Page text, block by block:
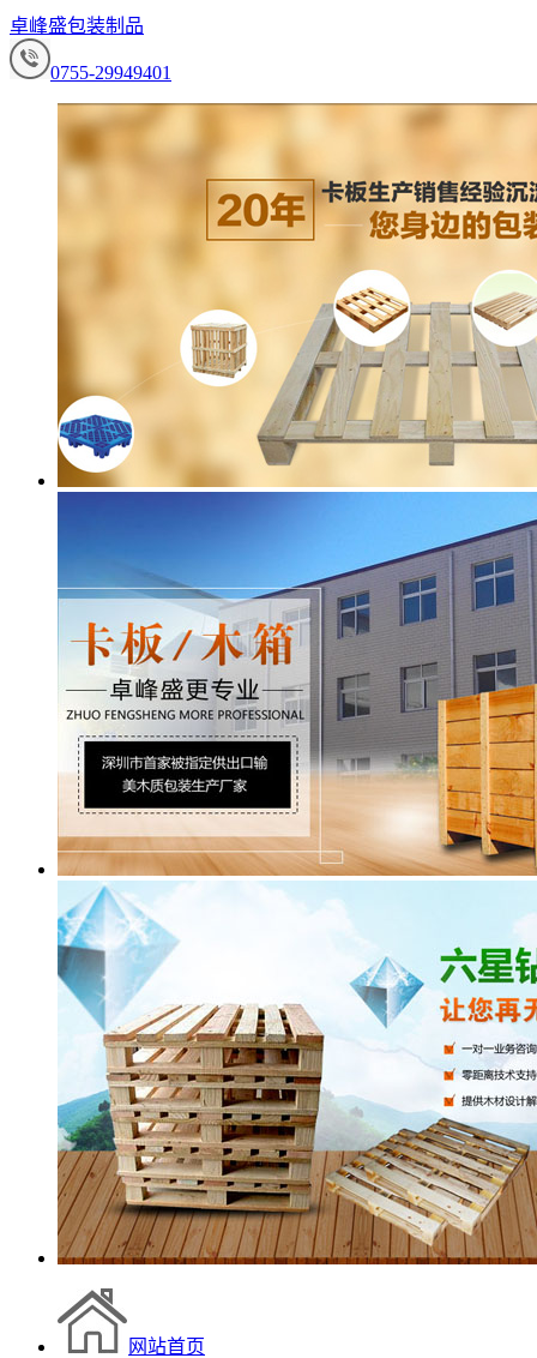
卓峰盛包装制品
0755-29949401
网站首页